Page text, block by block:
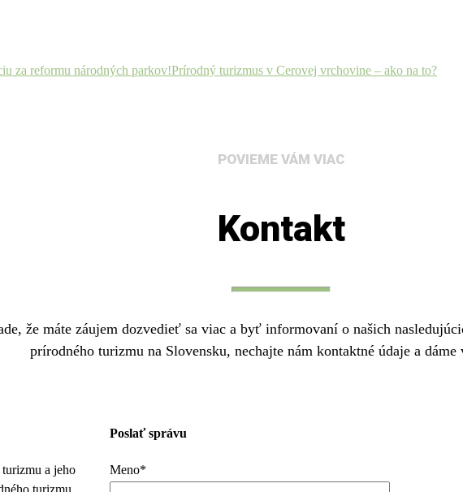
za reformu národných parkov!Prírodný turizmus v Cerovej vrchovine – ako na to?
POVIEME VÁM VIAC
Kontakt
že máte záujem dozvedieť sa viac a byť informovaní o našich
prírodného turizmu na Slovensku, nechajte nám kontaktné údaje a
a jeho
Poslať správu
Meno*